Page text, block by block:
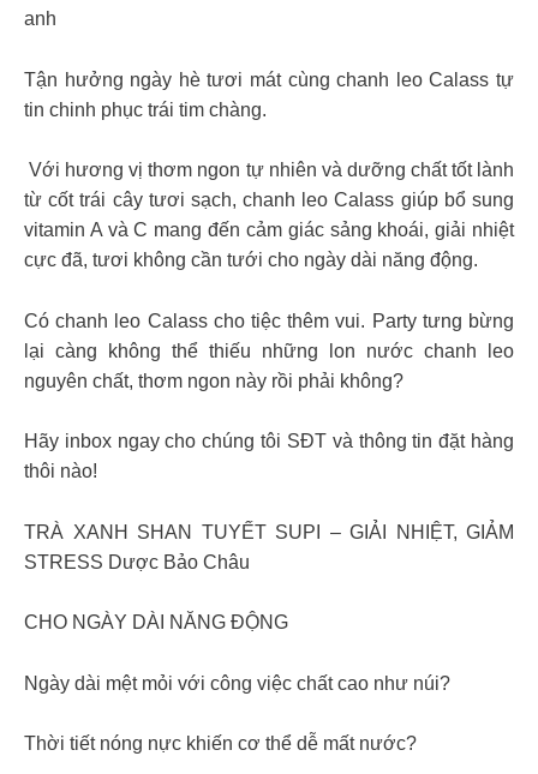
anh
Tận hưởng ngày hè tươi mát cùng chanh leo Calass tự
tin chinh phục trái tim chàng.
️ Với hương vị thơm ngon tự nhiên và dưỡng chất tốt lành
từ cốt trái cây tươi sạch, chanh leo Calass giúp bổ sung
vitamin A và C mang đến cảm giác sảng khoái, giải nhiệt
cực đã, tươi không cần tưới cho ngày dài năng động.
Có chanh leo Calass cho tiệc thêm vui. Party tưng bừng
lại càng không thể thiếu những lon nước chanh leo
nguyên chất, thơm ngon này rồi phải không?
Hãy inbox ngay cho chúng tôi SĐT và thông tin đặt hàng
thôi nào!
TRÀ XANH SHAN TUYẾT SUPI – GIẢI NHIỆT, GIẢM
STRESS Dược Bảo Châu
CHO NGÀY DÀI NĂNG ĐỘNG
Ngày dài mệt mỏi với công việc chất cao như núi?
Thời tiết nóng nực khiến cơ thể dễ mất nước?